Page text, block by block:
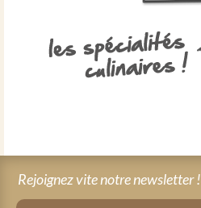
Rejoignez vite notre newsletter !